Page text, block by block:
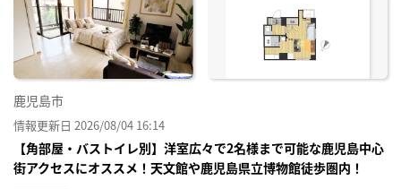
鹿児島市
情報更新日 2026/08/04 16:14
【角部屋・バストイレ別】洋室広々で2名様まで可能な鹿児島中心
街アクセスにオススメ！天文館や鹿児島県立博物館徒歩圏内！